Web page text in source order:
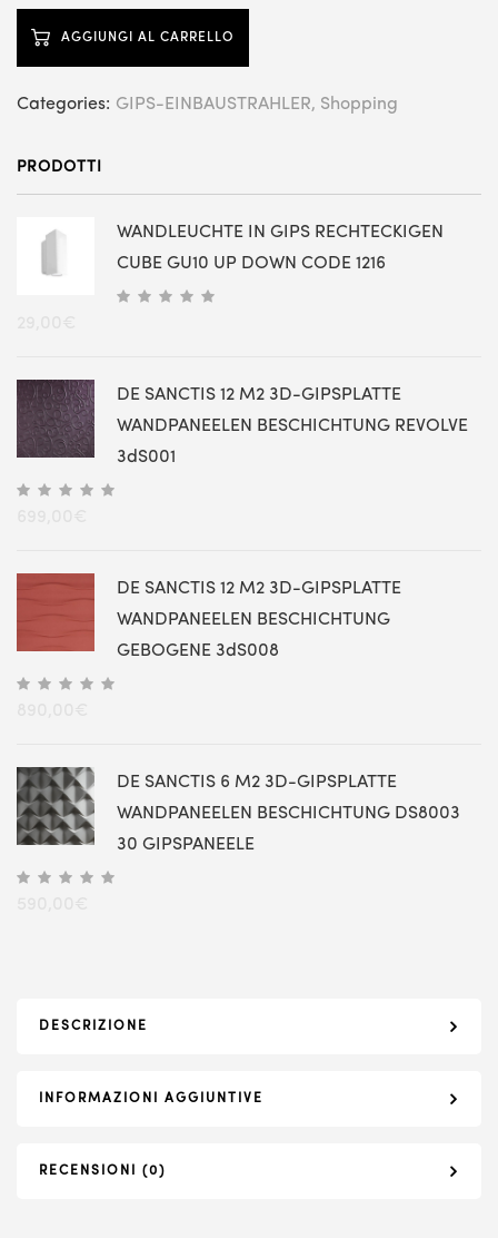
AGGIUNGI AL CARRELLO
Categories: GIPS-EINBAUSTRAHLER Shopping
PRODOTTI
WANDLEUCHTE IN GIPS RECHTECKIGEN
CUBE GU10 UP DOWN CODE 1216
DE SANCTIS 12 M2 3D-GIPSPLATTE
WANDPANEELEN BESCHICHTUNG REVOLVE
3dS001
DE SANCTIS 12 M2 3D-GIPSPLATTE
WANDPANEELEN BESCHICHTUNG
GEBOGENE 3dS008
DE SANCTIS 6 M2 3D-GIPSPLATTE
WANDPANEELEN BESCHICHTUNG DS8003
30 GIPSPANEELE
DESCRIZIONE
INFORMAZIONI AGGIUNTIVE
RECENSIONI (0)